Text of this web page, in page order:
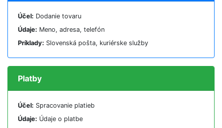
Účel: Dodanie tovaru
Údaje: Meno, adresa, telefón
Príklady: Slovenská pošta, kuriérske služby
Platby
Účel: Spracovanie platieb
Údaje: Údaje o platbe